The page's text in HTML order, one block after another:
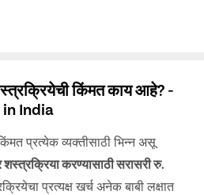
किंमत काय आहे? -
India
प्रत्येक व्यक्तीसाठी भिन्न असू
करण्यासाठी सरासरी रु.
प्रत्यक्ष खर्च अनेक बाबी लक्षात